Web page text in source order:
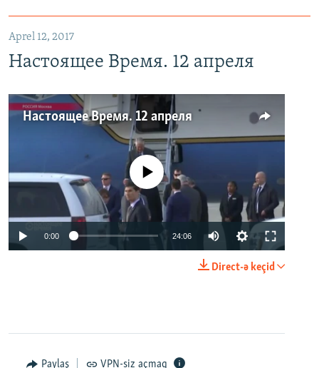
Aprel 12, 2017
Настоящее Время. 12 апреля
Настоящее Время. 12 апреля
No media source currently available
0:00 24:06
Direct-ə keçid
Paylaş VPN-siz açmaq